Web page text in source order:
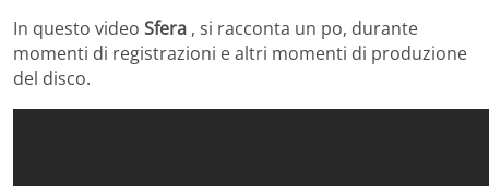
In questo video Sfera , si racconta un po, durante
momenti di registrazioni e altri momenti di produzione
del disco.